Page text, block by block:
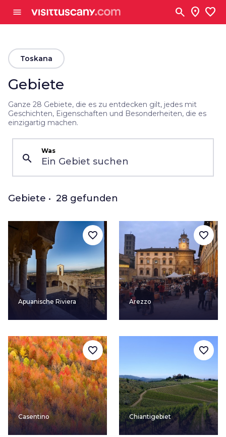
menu search location_on favorite
arrow_backToskana
Gebiete
Ganze 28 Gebiete, die es zu entdecken gilt, jedes mit
Geschichten, Eigenschaften und Besonderheiten, die es
einzigartig machen.
Was
Gebiete • 28 gefunden
Apuanische Riviera
favorite_border
Arezzo
favorite_border
Casentino
favorite_border
Chiantigebiet
favorite_border